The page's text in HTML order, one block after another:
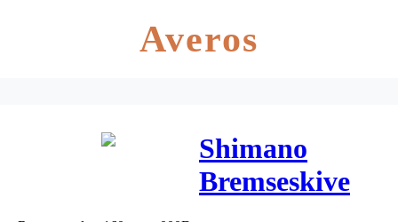
Averos
Shimano
Bremseskive